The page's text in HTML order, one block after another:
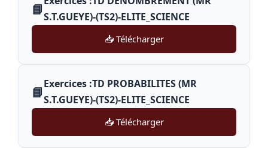
📘S.T.GUEYE)-(TS2)-ELITE_SCIENCE
📥 Télécharger
📘
Exercices :TD PROBABILITES (MR
S.T.GUEYE)-(TS2)-ELITE_SCIENCE
📥 Télécharger